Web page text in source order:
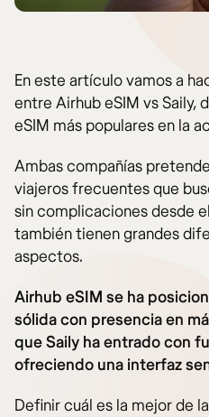
En este artículo vamos a
entre Airhub eSIM vs Saily,
eSIM más populares en la
Ambas compañías
viajeros frecuentes que
sin complicaciones desde
también tienen grandes
aspectos.
Airhub eSIM se ha
sólida con presencia en
que Saily ha entrado con
ofreciendo una interfaz
Definir cuál es la mejor de